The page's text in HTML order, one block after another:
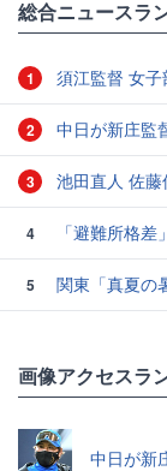
総合ニュースラ
1 須江監督 女
2 中日が新庄監
3 池田直人 佐
4 「避難所格
5
関東「真夏の
画像アクセスラ
中日が新